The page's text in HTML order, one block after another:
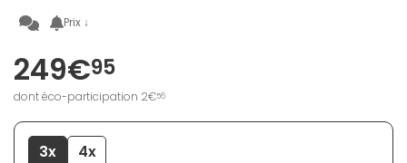
Prix ↓
249€95
dont éco-participation 2€56
3x
4x